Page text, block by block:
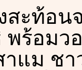
สะท้อน
ร้อมว
แม ชา